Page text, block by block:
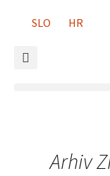
SLO HR
Arhiv